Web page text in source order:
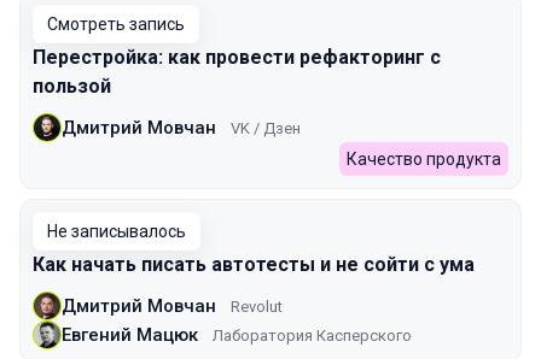
Смотреть запись
Перестройка: как провести рефакторинг с
пользой
Дмитрий Мовчан VK / Дзен
Качество продукта
Не записывалось
Как начать писать автотесты и не сойти с ума
Дмитрий Мовчан Revolut
Евгений Мацюк Лаборатория Касперского